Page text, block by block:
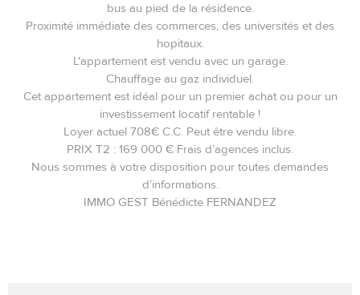
bus au pied de la résidence.
Proximité immédiate des commerces, des universités et des
hopitaux.
L'appartement est vendu avec un garage.
Chauffage au gaz individuel.
Cet appartement est idéal pour un premier achat ou pour un
investissement locatif rentable !
Loyer actuel 708€ C.C. Peut être vendu libre.
PRIX T2 : 169 000 € Frais d’agences inclus.
Nous sommes à votre disposition pour toutes demandes
d’informations.
IMMO GEST Bénédicte FERNANDEZ